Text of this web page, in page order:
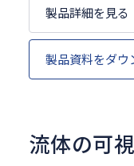
製品詳細を見る
製品資料をダウ
流体の可